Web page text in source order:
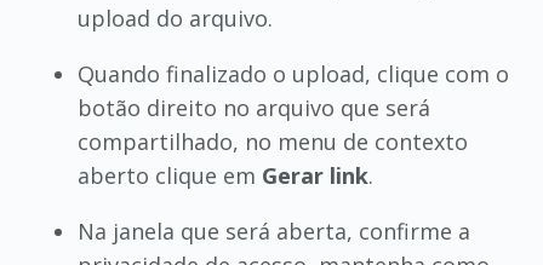
upload do arquivo.
Quando finalizado o upload, clique com o
botão direito no arquivo que será
compartilhado, no menu de contexto
aberto clique em Gerar link.
Na janela que será aberta, confirme a